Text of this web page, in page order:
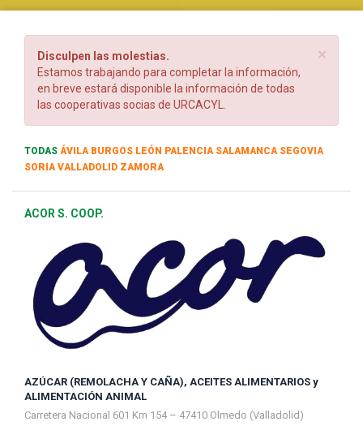
×
Disculpen las molestias.
Estamos trabajando para completar la información,
en breve estará disponible la información de todas
las cooperativas socias de URCACYL.
TODAS ÁVILA BURGOS LEÓN PALENCIA SALAMANCA SEGOVIA
SORIA VALLADOLID ZAMORA
ACOR S. COOP.
AZÚCAR (REMOLACHA Y CAÑA), ACEITES ALIMENTARIOS y
ALIMENTACIÓN ANIMAL
Carretera Nacional 601 Km 154 – 47410 Olmedo (Valladolid)